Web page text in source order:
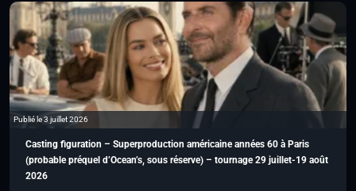
Publié le 3 juillet 2026
Casting figuration – Superproduction américaine années 60 à Paris
(probable préquel d’Ocean’s, sous réserve) – tournage 29 juillet-19 août
2026